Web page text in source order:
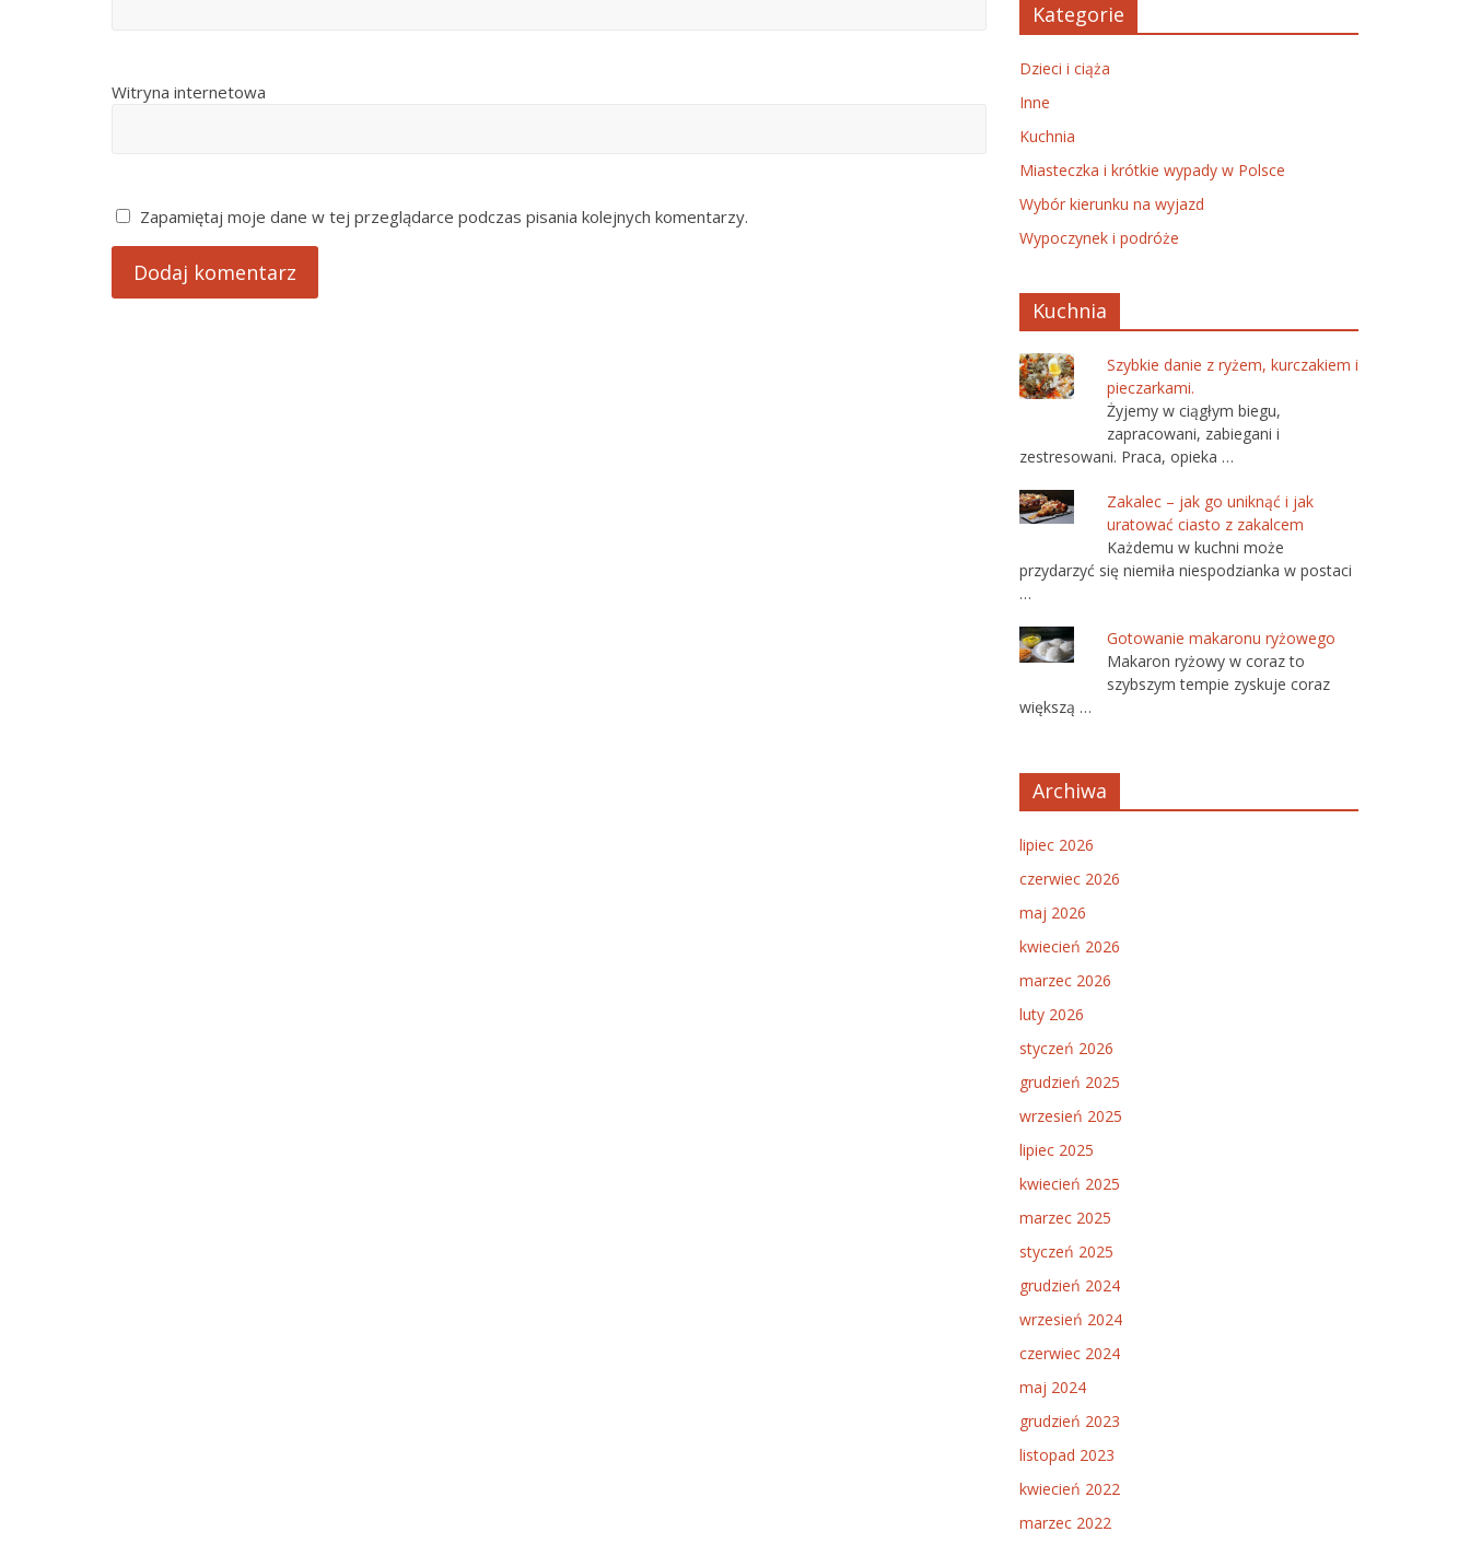
Witryna internetowa
Zapamiętaj moje dane w tej przeglądarce podczas pisania kolejnych komentarzy.
Kategorie
Dzieci i ciąża
Inne
Kuchnia
Miasteczka i krótkie wypady w Polsce
Wybór kierunku na wyjazd
Wypoczynek i podróże
Kuchnia
Szybkie danie z ryżem, kurczakiem i
pieczarkami.
Żyjemy w ciągłym biegu,
zapracowani, zabiegani i
zestresowani. Praca, opieka …
Zakalec – jak go uniknąć i jak
uratować ciasto z zakalcem
Każdemu w kuchni może
przydarzyć się niemiła niespodzianka w postaci
…
Gotowanie makaronu ryżowego
Makaron ryżowy w coraz to
szybszym tempie zyskuje coraz
większą …
Archiwa
lipiec 2026
czerwiec 2026
maj 2026
kwiecień 2026
marzec 2026
luty 2026
styczeń 2026
grudzień 2025
wrzesień 2025
lipiec 2025
kwiecień 2025
marzec 2025
styczeń 2025
grudzień 2024
wrzesień 2024
czerwiec 2024
maj 2024
grudzień 2023
listopad 2023
kwiecień 2022
marzec 2022